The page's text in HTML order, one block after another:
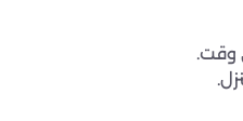
وقت.